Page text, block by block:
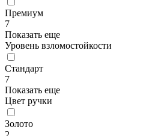
Премиум
7
Показать еще
Уровень взломостойкости
Стандарт
7
Показать еще
Цвет ручки
Золото